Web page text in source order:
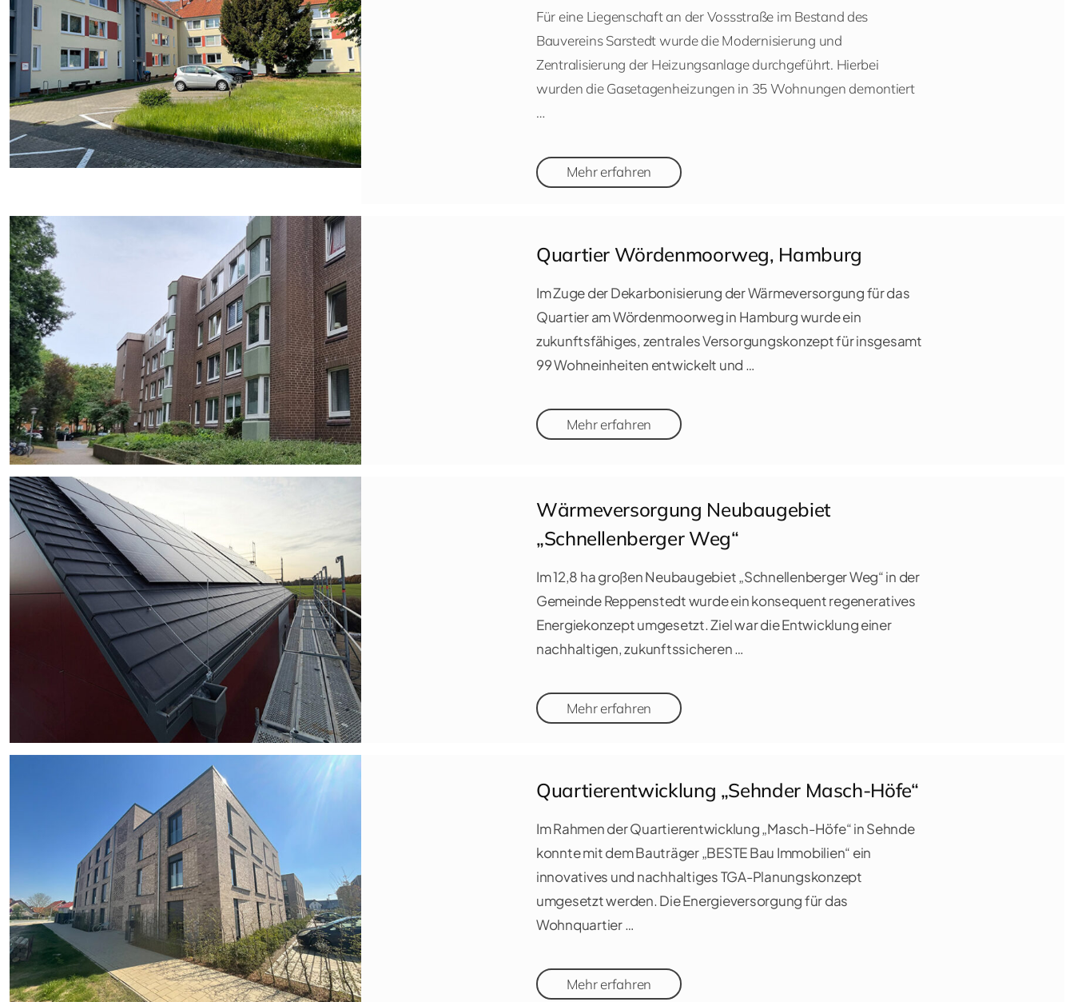
Für eine Liegenschaft an der Vossstraße im Bestand des
Bauvereins Sarstedt wurde die Modernisierung und
Zentralisierung der Heizungsanlage durchgeführt. Hierbei
wurden die Gasetagenheizungen in 35 Wohnungen demontiert
…
Mehr erfahren
Quartier Wördenmoorweg, Hamburg
Im Zuge der Dekarbonisierung der Wärmeversorgung für das
Quartier am Wördenmoorweg in Hamburg wurde ein
zukunftsfähiges, zentrales Versorgungskonzept für insgesamt
99 Wohneinheiten entwickelt und …
Mehr erfahren
Wärmeversorgung Neubaugebiet
„Schnellenberger Weg“
Im 12,8 ha großen Neubaugebiet „Schnellenberger Weg“ in der
Gemeinde Reppenstedt wurde ein konsequent regeneratives
Energiekonzept umgesetzt. Ziel war die Entwicklung einer
nachhaltigen, zukunftssicheren …
Mehr erfahren
Quartierentwicklung „Sehnder Masch-Höfe“
Im Rahmen der Quartierentwicklung „Masch-Höfe“ in Sehnde
konnte mit dem Bauträger „BESTE Bau Immobilien“ ein
innovatives und nachhaltiges TGA-Planungskonzept
umgesetzt werden. Die Energieversorgung für das
Wohnquartier …
Mehr erfahren